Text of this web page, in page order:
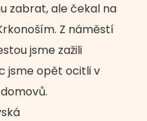
zabrat, ale čekal na
Z náměstí
jsme zažili
jsme opět ocitli v